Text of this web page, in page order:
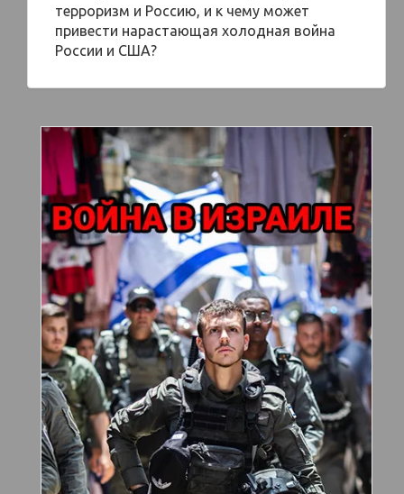
терроризм и Россию, и к чему может
привести нарастающая холодная война
России и США?